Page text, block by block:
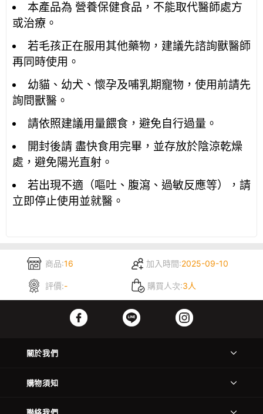
本產品為 營養保健食品，不能取代醫師處方
或治療。
若毛孩正在服用其他藥物，建議先諮詢獸醫師
再同時使用。
幼貓、幼犬、懷孕及哺乳期寵物，使用前請先
詢問獸醫。
請依照建議用量餵食，避免自行過量。
開封後請 盡快食用完畢，並存放於陰涼乾燥
處，避免陽光直射。
若出現不適（嘔吐、腹瀉、過敏反應等），請
立即停止使用並就醫。
商品:16 加入時間:2025-09-10
評價:- 購買人次:3人
關於我們
購物須知
聯絡我們